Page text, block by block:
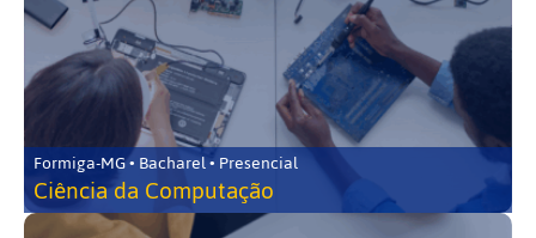
Formiga-MG • Bacharel • Presencial
Ciência da Computação